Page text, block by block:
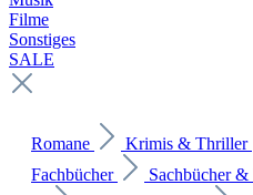
Filme
Sonstiges
SALE
Romane Krimis & Thriller
Fachbücher
Sachbücher &